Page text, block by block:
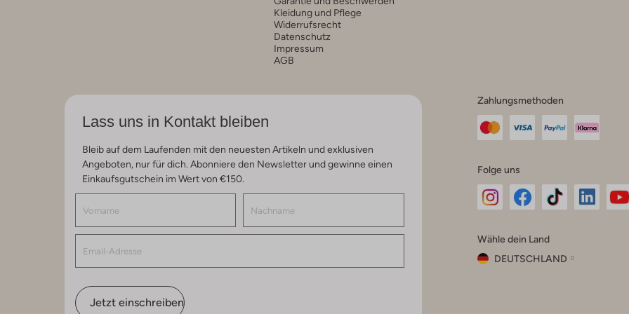
Kleidung und Pflege
Widerrufsrecht
Datenschutz
Impressum
AGB
Lass uns in Kontakt bleiben
Bleib auf dem Laufenden mit den neuesten Artikeln und exklusiven
Angeboten, nur für dich. Abonniere den Newsletter und gewinne einen
Einkaufsgutschein im Wert von €150.
Jetzt einschreiben
Zahlungsmethoden
Folge uns
Instagram
Facebook
TikTok
Wähle dein Land
DEUTSCHLAND